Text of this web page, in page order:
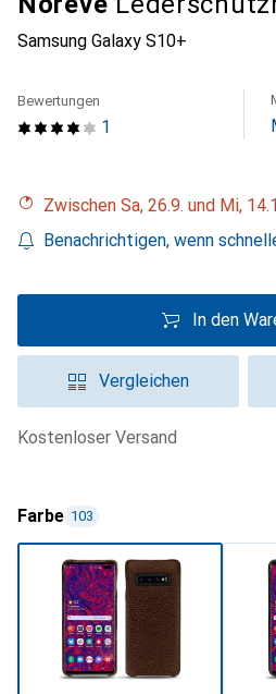
Samsung Galaxy S10+
1
Bewertungen
Zwischen Sa, 26.9. und Mi,
Benachrichtigen, wenn
In den
Vergleichen
kostenloser Versand
Farbe 103